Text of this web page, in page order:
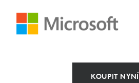
KOUPIT NYNÍ